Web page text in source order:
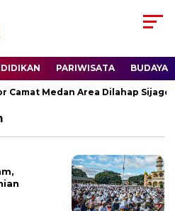
PARIWISATA BUDAYA
Camat Medan Area Dilahap Sijago